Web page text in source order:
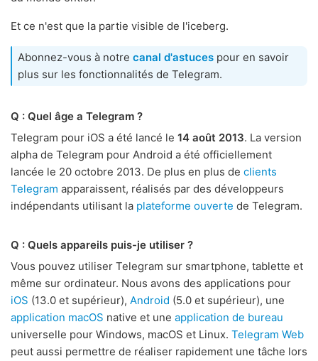
Et ce n'est que la partie visible de l'iceberg.
Abonnez-vous à notre canal d'astuces pour en savoir
plus sur les fonctionnalités de Telegram.
Q : Quel âge a Telegram ?
Telegram pour iOS a été lancé le 14 août 2013. La version
alpha de Telegram pour Android a été officiellement
lancée le 20 octobre 2013. De plus en plus de clients
Telegram apparaissent, réalisés par des développeurs
indépendants utilisant la plateforme ouverte de Telegram.
Q : Quels appareils puis-je utiliser ?
Vous pouvez utiliser Telegram sur smartphone, tablette et
même sur ordinateur. Nous avons des applications pour
iOS (13.0 et supérieur), Android (5.0 et supérieur), une
application macOS native et une application de bureau
universelle pour Windows, macOS et Linux. Telegram Web
peut aussi permettre de réaliser rapidement une tâche lors